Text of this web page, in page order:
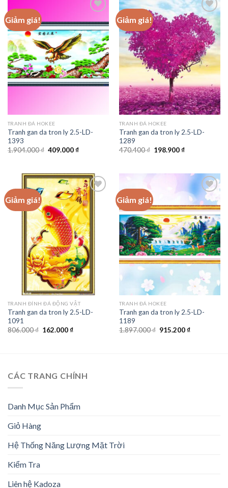
Giảm giá!
Add to
wishlist
TRANH ĐÁ HOKEE
Tranh gan da tron ly 2.5-LD-
1393
1.904.000₫ Giá
409.000₫Giá
409.000 ₫.
Giảm giá!
Add to
wishlist
TRANH ĐÁ HOKEE
Tranh gan da tron ly 2.5-LD-
1289
470.400₫ Giá
198.900₫Giá
198.900 ₫.
Giảm giá!
Add to
wishlist
TRANH ĐÍNH ĐÁ ĐỘNG VẬT
Tranh gan da tron ly 2.5-LD-
1091
806.000₫ Giá
162.000₫Giá
Giảm giá!
Add to
wishlist
TRANH ĐÁ HOKEE
Tranh gan da tron ly 2.5-LD-
1189
1.897.000₫ Giá
915.200₫Giá
CÁC TRANG CHÍNH
Danh Mục Sản Phẩm
Giỏ Hàng
Hệ Thống Năng Lượng Mặt Trời
Kiểm Tra
Liên hệ Kadoza